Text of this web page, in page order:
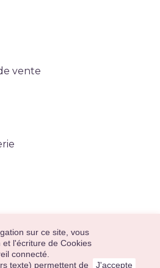
sur ce site, vous
et l'écriture de Cookies
connecté.
texte) permettent de
J'accepte
vente
S’abonner